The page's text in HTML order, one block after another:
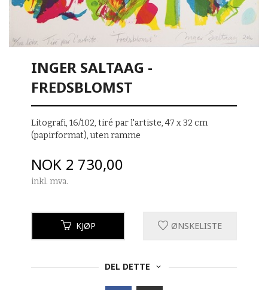
INGER SALTAAG -
FREDSBLOMST
Litografi, 16/102, tiré par l'artiste, 47 x 32 cm
(papirformat), uten ramme
Pris
NOK 2 730,00
inkl. mva.
KJØP ØNSKELISTE
DEL DETTE